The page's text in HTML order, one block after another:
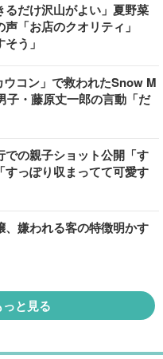
るだけ沢山がよい」夏野菜
「お店のクオリティ」
う」
コン」で救われたSnow M
子・藤原丈一郎の言動「だ
の親子ショット公開「す
すっぽり収まってて可愛す
嫌われる客の特徴明かす
と見る